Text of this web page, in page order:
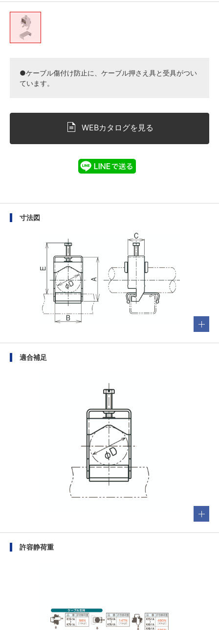
●ケーブル傷付け防止に、ケーブル押さえ具と受具がつい
ています。
WEBカタログを見る
寸法図
適合補足
許容静荷重